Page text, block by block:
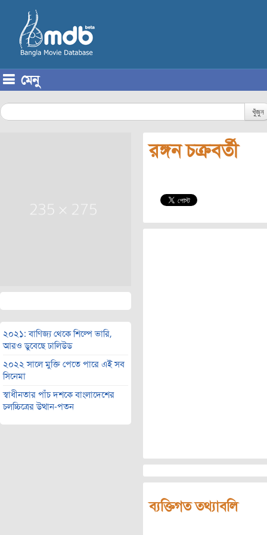
মেনু
খুঁজুন
২০২১: বাণিজ্য থেকে শিল্পে ভারি,
আরও ডুবেছে ঢালিউড
২০২২ সালে মুক্তি পেতে পারে এই সব
সিনেমা
স্বাধীনতার পাঁচ দশকে বাংলাদেশের
চলচ্চিত্রের উত্থান-পতন
রঙ্গন চক্রবর্তী
ব্যক্তিগত তথ্যাবলি